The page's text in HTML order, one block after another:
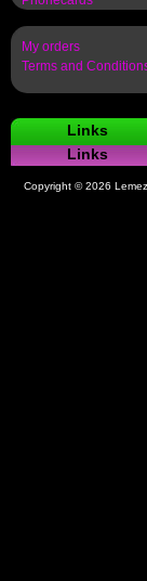
My orders
Terms and
Links
Links
Copyright © 2026